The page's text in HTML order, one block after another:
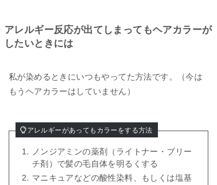
アレルギー反応が出てしまってもヘアカラーが
したいときには
私が染めるときにいつもやってた方法です。（今は
もうヘアカラーはしていません）
アレルギーがあってもカラーをする方法
ノンジアミンの薬剤（ライトナー・ブリー
チ剤）で髪の毛自体を明るくする
マニキュアなどの酸性染料、もしくは塩基